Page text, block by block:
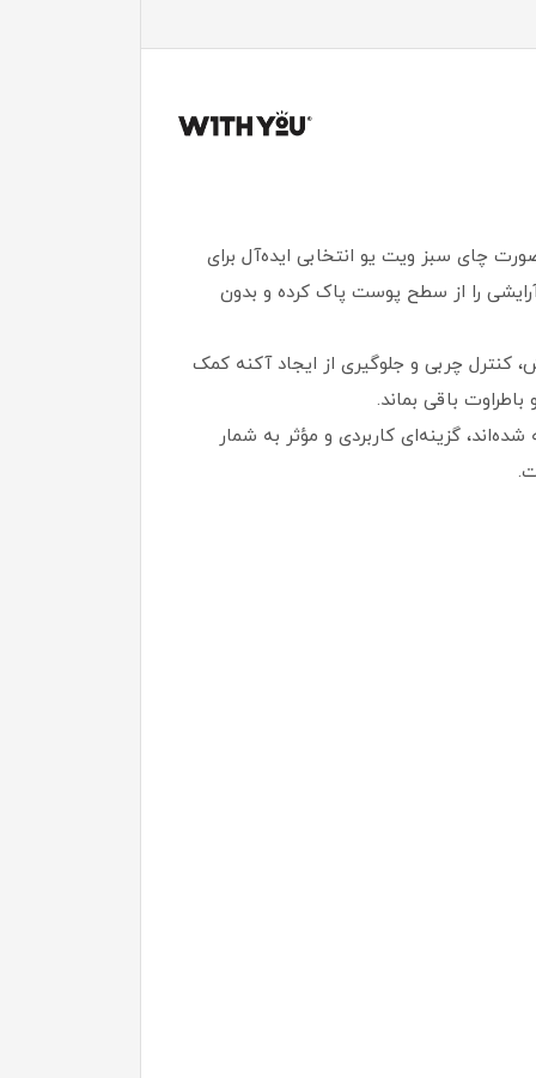
چای سبز ویت یو انتخابی ایده‌آل برای
را از سطح پوست پاک کرده و بدون
چربی و جلوگیری از ایجاد آکنه کمک
باقی بماند.
گزینه‌ای کاربردی و مؤثر به شمار